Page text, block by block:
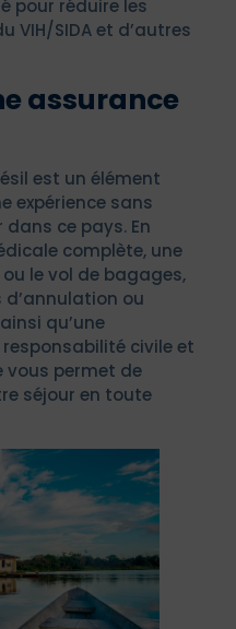
pour réduire les
VIH/SIDA et d’autres
assurance
est un élément
expérience sans
ce pays. En
complète, une
le vol de bagages,
ou
qu’une
civile et
vous permet de
séjour en toute